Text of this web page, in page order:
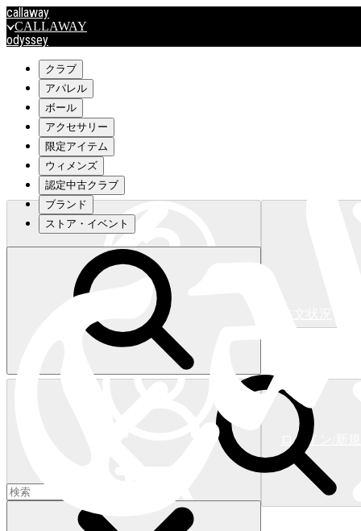
callaway
CALLAWAY
odyssey
travismathew
outlet
OUTLET
キャロウェイアパレルはこちら>>>
キャロウェイアパレルはこちら>>>
ログイン/新
クラブ
アパレル
ボール
アクセサリー
限定アイテム
ウィメンズ
認定中古クラブ
ブランド
ストア・イベント